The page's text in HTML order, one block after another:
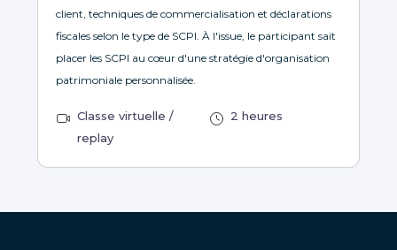
client, techniques de commercialisation et déclarations
fiscales selon le type de SCPI. À l'issue, le participant sait
placer les SCPI au cœur d'une stratégie d'organisation
patrimoniale personnalisée.
Classe virtuelle /
replay
2 heures